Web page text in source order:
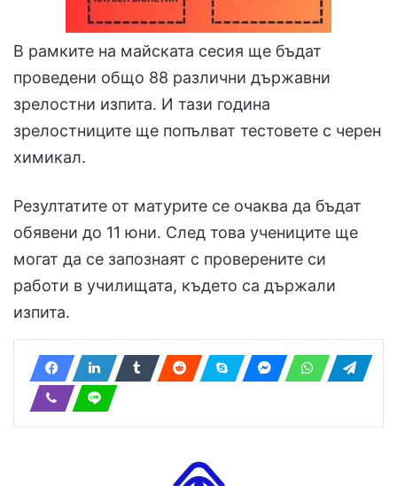
В рамките на майската сесия ще бъдат
проведени общо 88 различни държавни
зрелостни изпита. И тази година
зрелостниците ще попълват тестовете с черен
химикал.
Резултатите от матурите се очаква да бъдат
обявени до 11 юни. След това учениците ще
могат да се запознаят с проверените си
работи в училищата, където са държали
изпита.